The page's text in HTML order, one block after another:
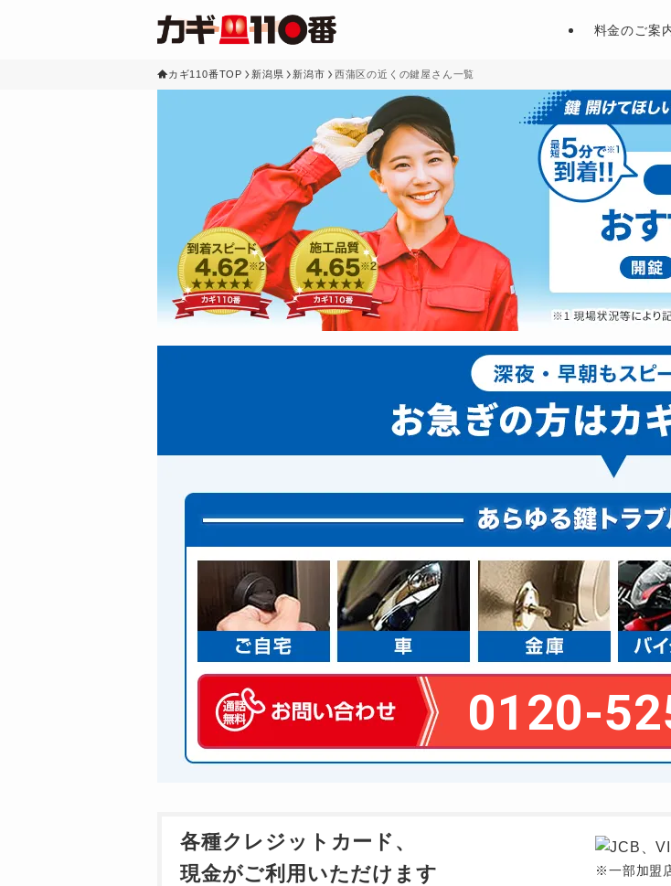
料金のご案
カギ110番TOP 新潟県 新潟市 西蒲区の近くの鍵屋さん一覧
0120-
各種クレジットカード、
現金がご利用いただけます
※一部加盟